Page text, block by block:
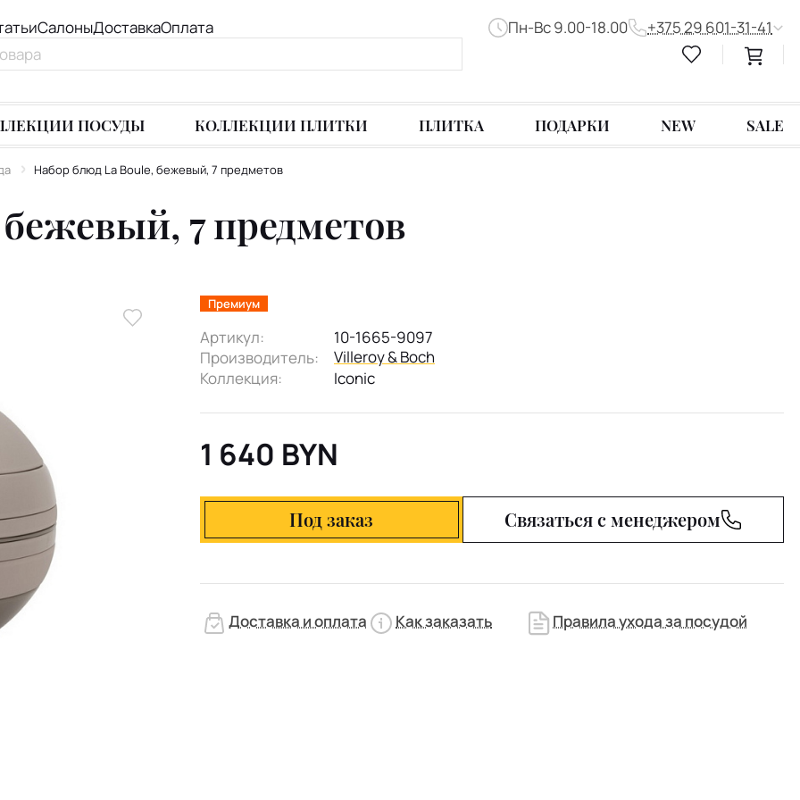
СалоныДоставкаОплата Пн-Вс 9.00-18.00 +375 29 601-31-41
ПОСУДЫ КОЛЛЕКЦИИ ПЛИТКИ ПЛИТКА ПОДАРКИ NEW SALE
Набор блюд La Boule, бежевый, 7 предметов
7 предметов
Премиум
Артикул:
10-1665-9097
Производитель:
Villeroy & Boch
Коллекция:
Iconic
1 640 BYN
Под заказ Связаться с менеджером
Доставка и оплата Как заказать Правила ухода за посудой